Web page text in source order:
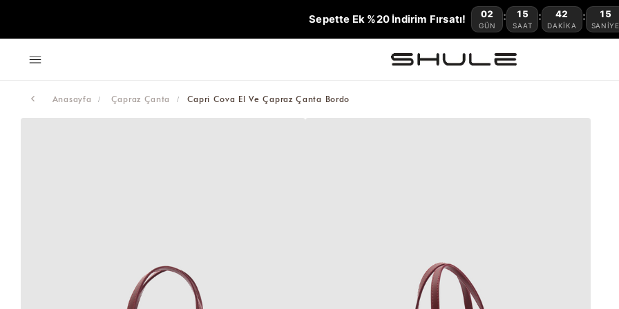
Sepette Ek %20 İndirim Fırsatı! 02
GÜN
: 15
SAAT
: 42
DAKIKA
: 14
SANIYE
Anasayfa Çapraz Çanta Capri Cova El Ve Çapraz Çanta Bordo